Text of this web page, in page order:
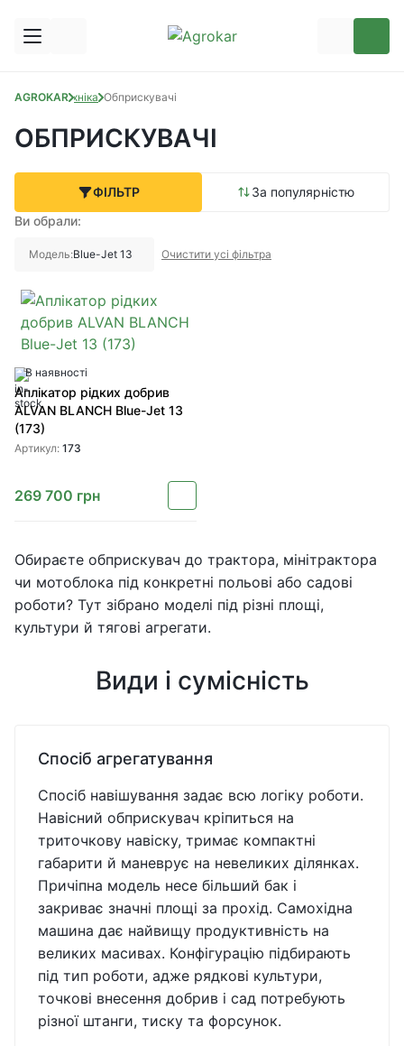
AGROKARТехніка Обприскувачі
ОБПРИСКУВАЧІ
ФІЛЬТР
За популярністю
Ви обрали:
Модель:Blue-Jet 13 Очистити усі фільтра
В наявності
Аплікатор рідких добрив
ALVAN BLANCH Blue-Jet 13
(173)
Артикул: 173
269 700 грн
Обираєте обприскувач до трактора, мінітрактора
чи мотоблока під конкретні польові або садові
роботи? Тут зібрано моделі під різні площі,
культури й тягові агрегати.
Види і сумісність
Спосіб агрегатування
Спосіб навішування задає всю логіку роботи.
Навісний обприскувач кріпиться на
триточкову навіску, тримає компактні
габарити й маневрує на невеликих ділянках.
Причіпна модель несе більший бак і
закриває значні площі за прохід. Самохідна
машина дає найвищу продуктивність на
великих масивах. Конфігурацію підбирають
під тип роботи, адже рядкові культури,
точкові внесення добрив і сад потребують
різної штанги, тиску та форсунок.